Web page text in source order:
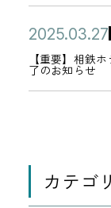
【重要】相鉄
了のお知らせ
公
開
日
2
0
2
3
月
カ
テ
ゴ
【
重
要
ホ
テ カテゴリ